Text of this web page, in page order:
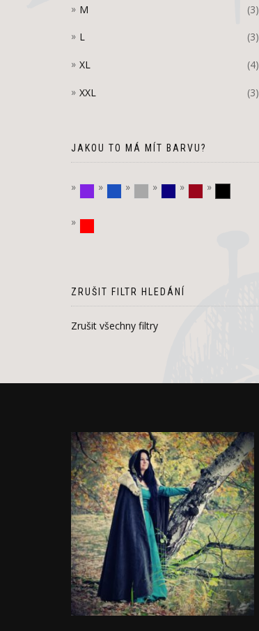
M (3)
L (3)
XL (4)
XXL (3)
JAKOU TO MÁ MÍT BARVU?
fialová modrá stříbrnátmavě modrá
vínová
ZRUŠIT FILTR HLEDÁNÍ
Zrušit všechny filtry